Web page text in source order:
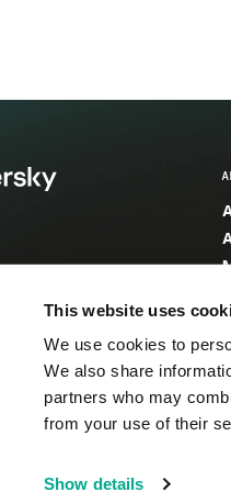
This website uses
We use cookies to
We also share
partners who may
from your use of their
Show details
Lab. Todos los derechos